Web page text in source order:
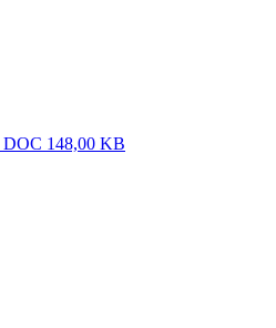
DOC 148,00 KB